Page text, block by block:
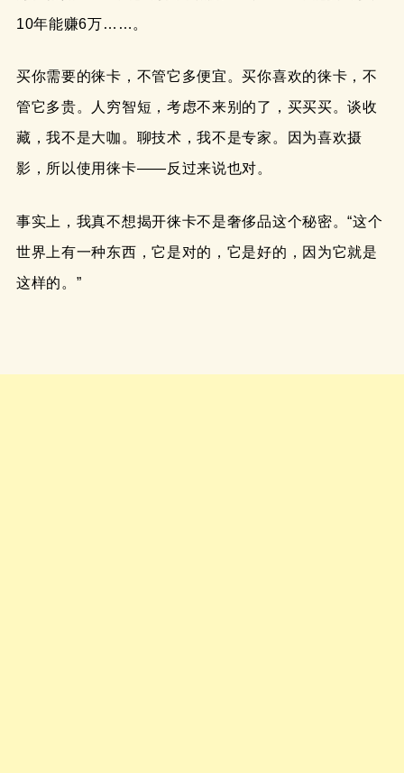
10年能赚6万……。
买你需要的徕卡，不管它多便宜。买你喜欢的徕卡，不
管它多贵。人穷智短，考虑不来别的了，买买买。谈收
藏，我不是大咖。聊技术，我不是专家。因为喜欢摄
影，所以使用徕卡——反过来说也对。
事实上，我真不想揭开徕卡不是奢侈品这个秘密。“这个
世界上有一种东西，它是对的，它是好的，因为它就是
这样的。”